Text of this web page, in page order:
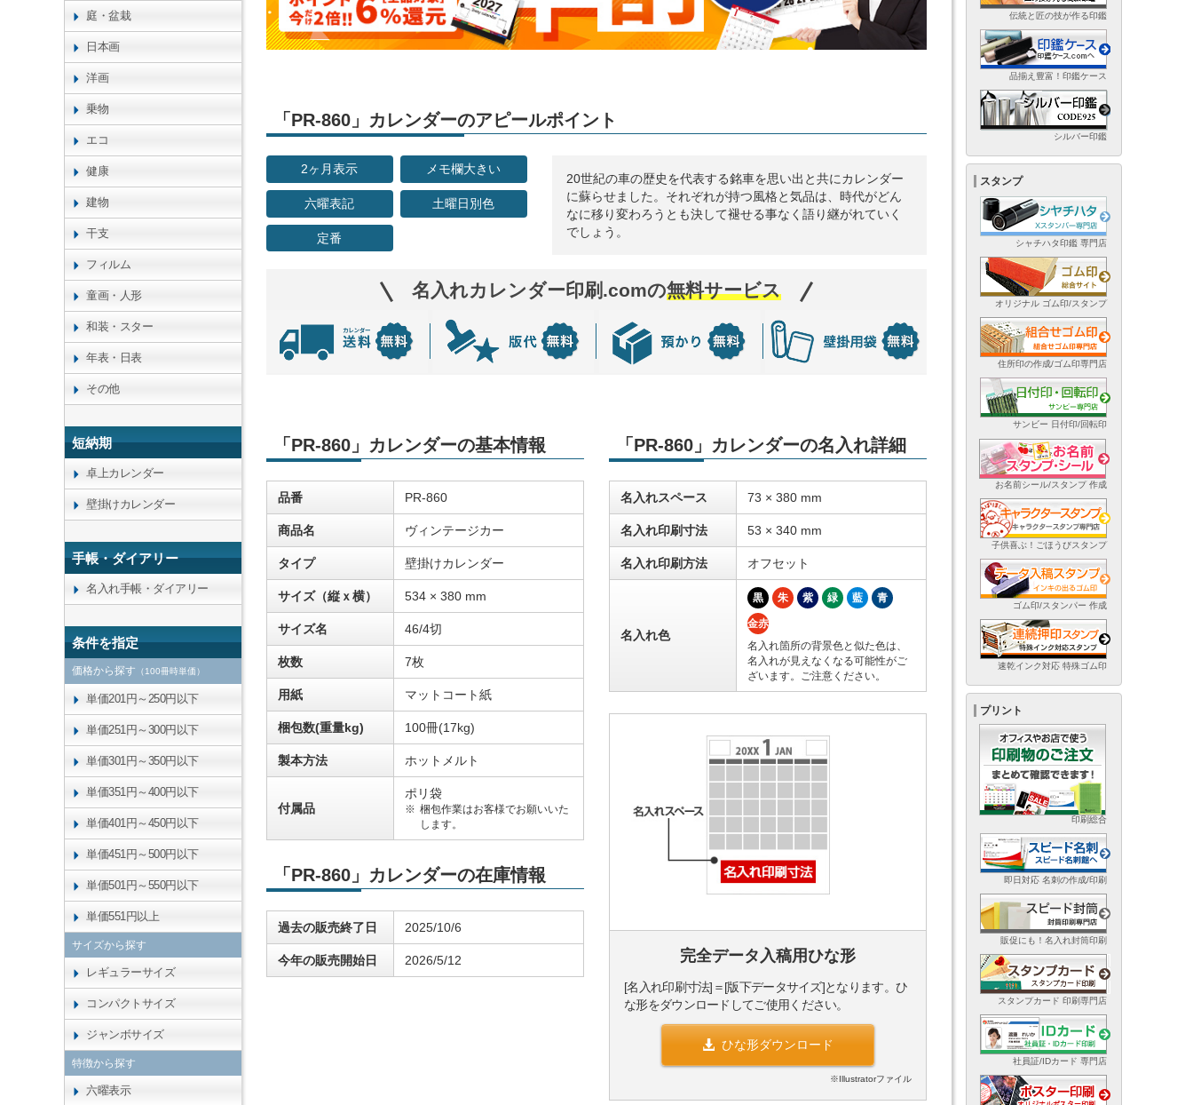
「PR-860」カレンダーのアピールポイント
2ヶ月表示 メモ欄大きい
六曜表記 土曜日別色
定番
20世紀の車の歴史を代表する銘車を思い出と共にカレンダー
に蘇らせました。それぞれが持つ風格と気品は、時代がどん
なに移り変わろうとも決して褪せる事なく語り継がれていく
でしょう。
名入れカレンダー印刷.comの無料サービス
「PR-860」カレンダーの基本情報
品番 PR-860
商品名 ヴィンテージカー
タイプ 壁掛けカレンダー
サイズ（縦ｘ横） 534 × 380 mm
サイズ名 46/4切
枚数 7枚
用紙 マットコート紙
梱包数(重量kg) 100冊(17kg)
製本方法 ホットメルト
付属品
ポリ袋
梱包作業はお客様でお願いいた
します。
「PR-860」カレンダーの在庫情報
過去の販売終了日 2025/10/6
今年の販売開始日 2026/5/12
「PR-860」カレンダーの名入れ詳細
名入れスペース 73 × 380 mm
名入れ印刷寸法 53 × 340 mm
名入れ印刷方法 オフセット
名入れ色
黒 朱 紫 緑 藍 青
金赤
名入れ箇所の背景色と似た色は、
名入れが見えなくなる可能性がご
ざいます。ご注意ください。
完全データ入稿用ひな形
[名入れ印刷寸法]＝[版下データサイズ]となります。ひ
な形をダウンロードしてご使用ください。
ひな形ダウンロード
※Illustratorファイル
庭・盆栽
日本画
洋画
乗物
エコ
健康
建物
干支
フィルム
童画・人形
和装・スター
年表・日表
その他
短納期
卓上カレンダー
壁掛けカレンダー
手帳・ダイアリー
名入れ手帳・ダイアリー
条件を指定
価格から探す （100冊時単価）
単価201円～250円以下
単価251円～300円以下
単価301円～350円以下
単価351円～400円以下
単価401円～450円以下
単価451円～500円以下
単価501円～550円以下
単価551円以上
サイズから探す
レギュラーサイズ
コンパクトサイズ
ジャンボサイズ
特徴から探す
六曜表示
伝統と匠の技が作る印鑑
品揃え豊富！印鑑ケース
シルバー印鑑
スタンプ
シャチハタ印鑑 専門店
オリジナル ゴム印/スタンプ
住所印の作成/ゴム印専門店
サンビー 日付印/回転印
お名前シール/スタンプ 作成
子供喜ぶ！ごほうびスタンプ
ゴム印/スタンパー 作成
速乾インク対応 特殊ゴム印
プリント
印刷総合
即日対応 名刺の作成/印刷
販促にも！名入れ封筒印刷
スタンプカード 印刷専門店
社員証/IDカード 専門店